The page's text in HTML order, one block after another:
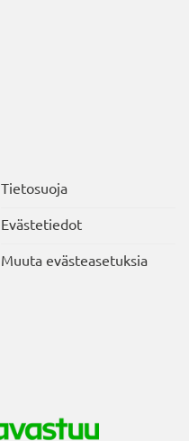
Tietosuoja
Evästetiedot
Muuta evästeasetuksia